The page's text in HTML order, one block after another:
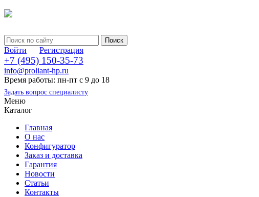
Войти Регистрация
+7 (495) 150-35-73
info@proliant-hp.ru
Время работы: пн-пт с 9 до 18
Задать вопрос специалисту
Меню
Каталог
Главная
О нас
Конфигуратор
Заказ и доставка
Гарантия
Новости
Статьи
Контакты